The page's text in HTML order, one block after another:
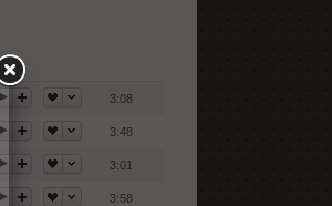
3:08
3:48
3:01
3:58